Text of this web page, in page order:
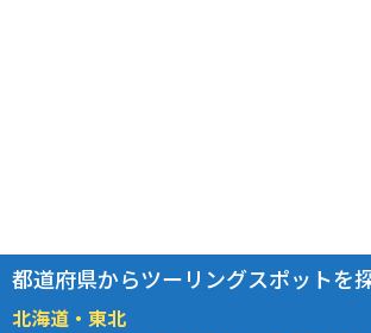
都道府県からツーリングスポットを
北海道・東北